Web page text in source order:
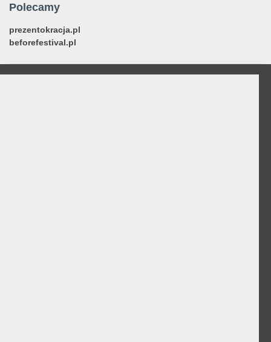
Polecamy
prezentokracja.pl
beforefestival.pl